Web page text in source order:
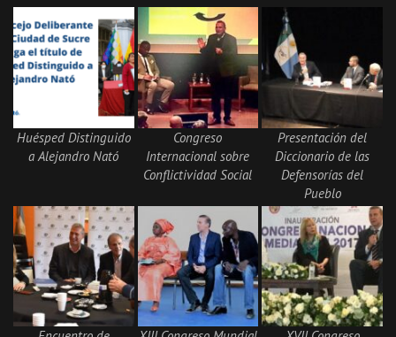
Huésped Distinguido
a Alejandro Nató
Congreso
Internacional sobre
Conflictividad Social
Presentación del
Diccionario de las
Defensorías del
Pueblo